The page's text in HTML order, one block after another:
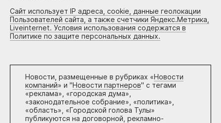
Сайт использует IP адреса, cookie, данные геолокации
Пользователей сайта, а также счетчики Яндекс.Метрика,
Liveinternet. Условия использования содержатся в
Политике по защите персональных данных.
Новости, размещенные в рубриках «Новости
компаний» и "Новости партнеров" с тегами
«реклама», «городская дума»,
«законодательное собрание», «политика»,
«область», «Городской голова Тулы»
публикуются на договорной, рекламно-